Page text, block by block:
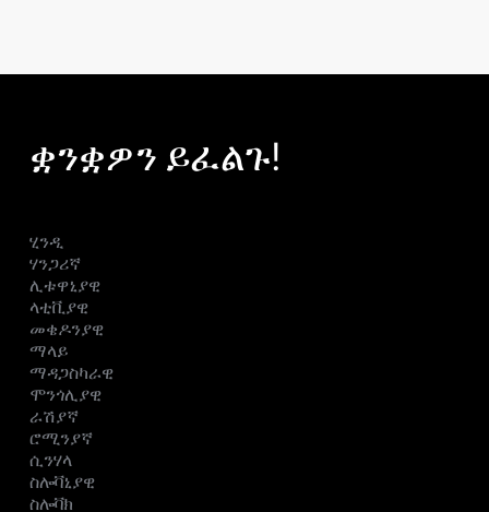
ቋንቋዎን ይፈልጉ!
ሂንዲ
ሃንጋሪኛ
ሊቱዋኒያዊ
ላቲቪያዊ
መቄዶንያዊ
ማላይ
ማዳጋስካራዊ
ሞንጎሊያዊ
ራሽያኛ
ሮሚንያኛ
ሲንሃላ
ስሎቫኒያዊ
ስሎቫክ